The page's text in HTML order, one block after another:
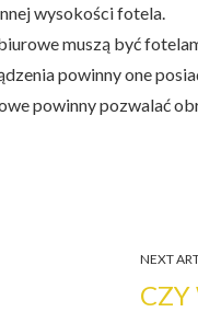
wysokości fotela.
muszą być
powinny one
powinny pozwalać
NEXT
CZY